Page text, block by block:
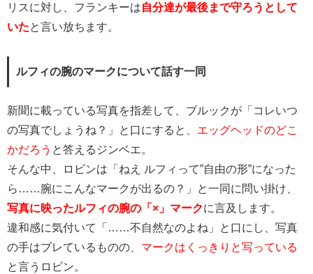
リスに対し、フランキーは自分達が最後まで守ろうとして
いたと言い放ちます。
ルフィの腕のマークについて話す一同
新聞に載っている写真を指差して、ブルックが「コレいつ
の写真でしょうね？」と口にすると、 エッグヘッドのどこ
かだろう と答えるジンベエ。
そんな中、ロビンは「ねえ ルフィって”自由の形”になった
ら……腕にこんなマークが出るの？」と一同に問い掛け、
写真に映ったルフィの腕の「×」マークに言及します。
違和感に気付いて「……不自然なのよね」と口にし、写真
の手はブレているものの、 マークはくっきりと写っている
と言うロビン。